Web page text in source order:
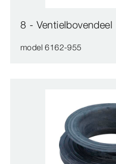
8 - Ventielbovendeel
model 6162-955